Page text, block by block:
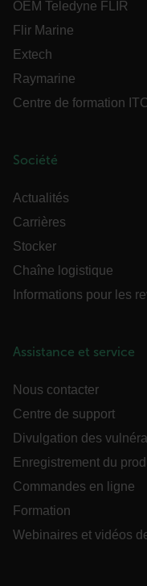
OEM Teledyne FLIR
Flir Marine
Extech
Raymarine
Centre de formation
Société
Actualités
Carrières
Stocker
Chaîne logistique
Informations pour les
Assistance et service
Nous contacter
Centre de support
Divulgation des
Enregistrement du
Commandes en ligne
Formation
Webinaires et vidéos